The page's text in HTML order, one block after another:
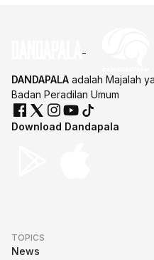
DANDAPALA adalah Majalah
Badan Peradilan Umum
Download Dandapala
TOPICS
News